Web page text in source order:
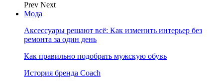
Prev Next
Мода
Аксессуары решают всё: Как изменить интерьер без
ремонта за один день
Как правильно подобрать мужскую обувь
История бренда Coach